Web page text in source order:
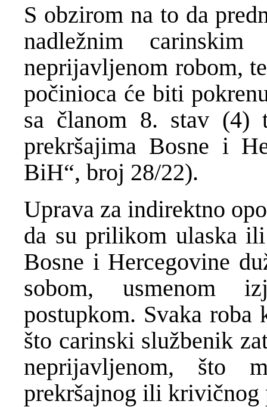
S obzirom na to da
nadležnim
neprijavljenom robom,
počinioca će biti
sa članom 8. stav (4)
prekršajima Bosne i
BiH“, broj 28/22).
Uprava za indirektno
da su prilikom ulaska
Bosne i Hercegovine
sobom, usmenom
postupkom. Svaka
što carinski službenik
neprijavljenom, što
prekršajnog ili krivičnog